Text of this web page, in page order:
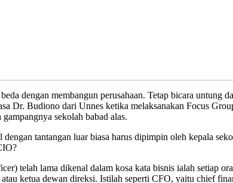
dengan membangun perusahaan. Tetap bicara
Dr. Budiono dari Unnes ketika melaksanakan Focus
sekolah babad alas.
tantangan luar biasa harus dipimpin oleh kepala
telah lama dikenal dalam kosa kata bisnis ialah setiap
ketua dewan direksi. Istilah seperti CFO, yaitu chief